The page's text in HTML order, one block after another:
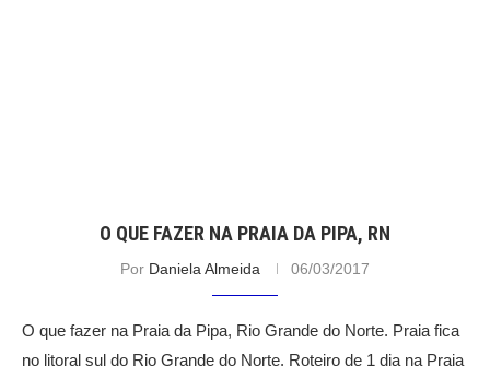
O QUE FAZER NA PRAIA DA PIPA, RN
Por Daniela Almeida 06/03/2017
O que fazer na Praia da Pipa, Rio Grande do Norte. Praia fica
no litoral sul do Rio Grande do Norte. Roteiro de 1 dia na Praia